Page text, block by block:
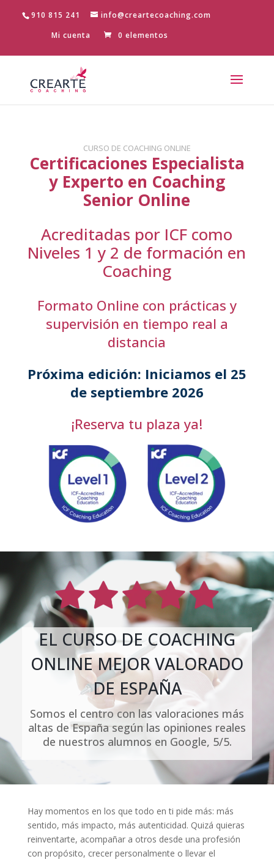
910 815 241
info@creartecoaching.com
Mi cuenta
0 elementos
CURSO DE COACHING ONLINE
Certificaciones Especialista
y Experto en Coaching
Senior Online
Acreditadas por ICF como
Niveles 1 y 2 de formación en
Coaching
Formato Online con prácticas y
supervisión en tiempo real a
distancia
Próxima edición: Iniciamos el 25
de septiembre 2026
¡Reserva tu plaza ya!
EL CURSO DE COACHING
ONLINE MEJOR VALORADO
DE ESPAÑA
Somos el centro con las valoraciones más
altas de España según las opiniones reales
de nuestros alumnos en Google, 5/5.
Hay momentos en los que todo en ti pide más: más
sentido, más impacto, más autenticidad. Quizá quieras
reinventarte, acompañar a otros desde una profesión
con propósito, crecer personalmente o llevar el